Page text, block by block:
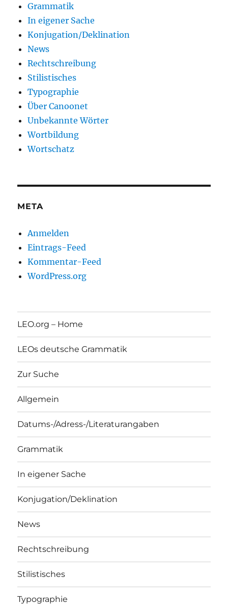
Grammatik
In eigener Sache
Konjugation/Deklination
News
Rechtschreibung
Stilistisches
Typographie
Über Canoonet
Unbekannte Wörter
Wortbildung
Wortschatz
META
Anmelden
Eintrags-Feed
Kommentar-Feed
WordPress.org
LEO.org – Home
LEOs deutsche Grammatik
Zur Suche
Allgemein
Datums-/Adress-/Literaturangaben
Grammatik
In eigener Sache
Konjugation/Deklination
News
Rechtschreibung
Stilistisches
Typographie